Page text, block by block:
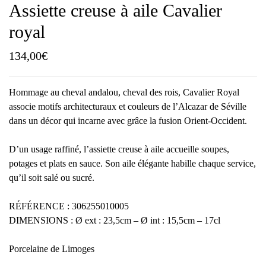
Assiette creuse à aile Cavalier
royal
134,00€
Hommage au cheval andalou, cheval des rois, Cavalier Royal
associe motifs architecturaux et couleurs de l’Alcazar de Séville
dans un décor qui incarne avec grâce la fusion Orient-Occident.
D’un usage raffiné, l’assiette creuse à aile accueille soupes,
potages et plats en sauce. Son aile élégante habille chaque service,
qu’il soit salé ou sucré.
RÉFÉRENCE : 306255010005
DIMENSIONS : Ø ext : 23,5cm – Ø int : 15,5cm – 17cl
Porcelaine de Limoges